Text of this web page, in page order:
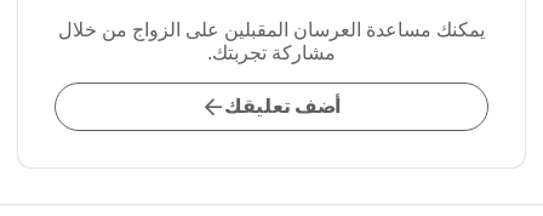
يمكنك مساعدة العرسان المقبلين على الزواج من خلال
مشاركة تجربتك.
أضف تعليقك